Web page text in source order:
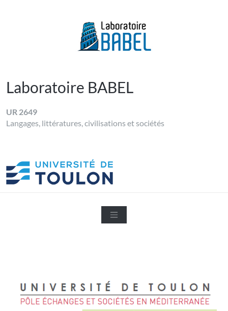
Laboratoire BABEL
UR 2649
Langages, littératures, civilisations et sociétés